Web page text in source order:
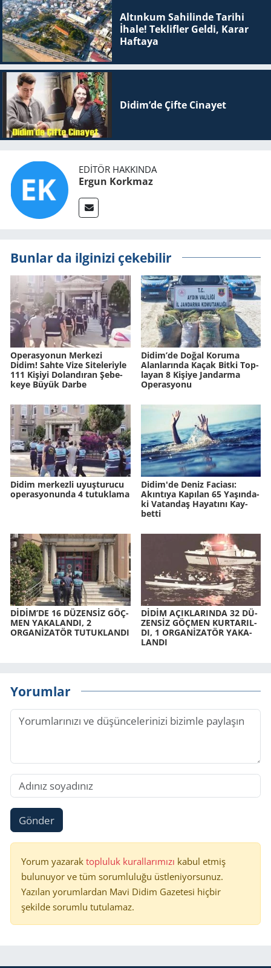
Altınkum Sahilinde Tarihi
İhale! Teklifler Geldi, Karar
Haftaya
Didim’de Çifte Ci­na­yet
EDITÖR HAKKINDA
Ergun Korkmaz
Bunlar da ilginizi çekebilir
Ope­ras­yo­nun Mer­ke­zi
Didim! Sahte Vize Si­te­le­riy­le
111 Ki­şi­yi Do­lan­dı­ran Şe­be­
ke­ye Büyük Darbe
Didim’de Doğal Ko­ru­ma
Alan­la­rın­da Kaçak Bitki Top­
la­yan 8 Ki­şi­ye Jan­dar­ma
Ope­ras­yo­nu
Didim merkezli uyuşturucu
operasyonunda 4 tutuklama
Didim'de Deniz Fa­ci­ası:
Akın­tı­ya Ka­pı­lan 65 Ya­şın­da­
ki Va­tan­daş Ha­ya­tı­nı Kay­
bet­ti
DİDİM’DE 16 DÜ­ZENSİZ GÖÇ­
MEN YA­KA­LAN­DI, 2
ORGANİZATÖR TU­TUK­LAN­DI
DİDİM AÇIK­LA­RIN­DA 32 DÜ­
ZENSİZ GÖÇ­MEN KUR­TA­RIL­
DI, 1 ORGANİZATÖR YA­KA­
LAN­DI
Yorumlar
Gönder
Yorum yazarak topluluk kurallarımızı kabul etmiş
bulunuyor ve tüm sorumluluğu üstleniyorsunuz.
Yazılan yorumlardan Mavi Didim Gazetesi hiçbir
şekilde sorumlu tutulamaz.